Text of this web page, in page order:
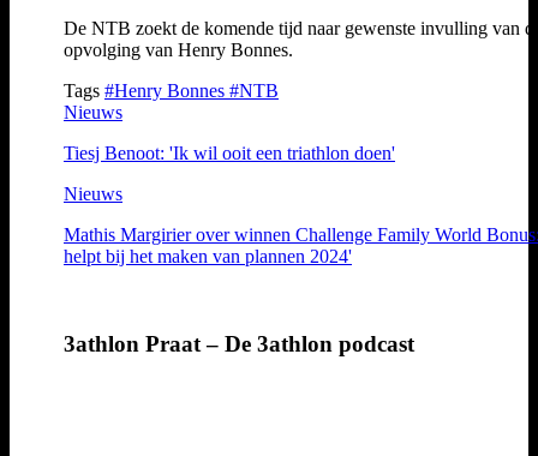
De NTB zoekt de komende tijd naar gewenste invulling van
opvolging van Henry Bonnes.
Tags #Henry Bonnes #NTB
Nieuws
Tiesj Benoot: 'Ik wil ooit een triathlon doen'
Nieuws
Mathis Margirier over winnen Challenge Family World
helpt bij het maken van plannen 2024'
3athlon Praat – De 3athlon podcast